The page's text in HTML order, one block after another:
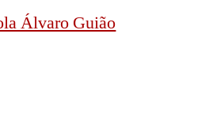
Álvaro Guião